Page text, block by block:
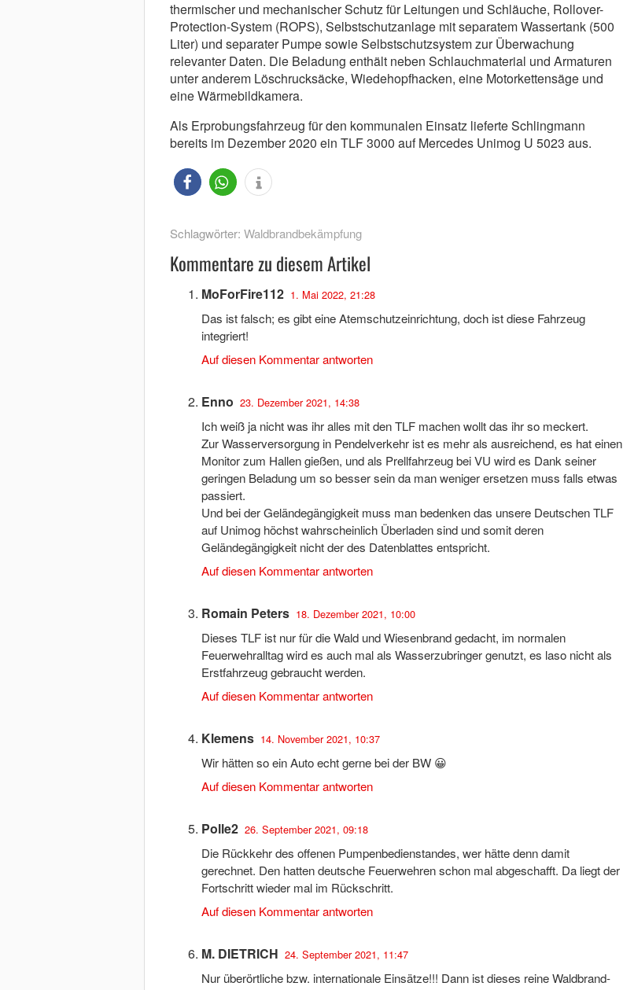
thermischer und mechanischer Schutz für Leitungen und Schläuche, Rollover-
Protection-System (ROPS), Selbstschutzanlage mit separatem Wassertank (500
Liter) und separater Pumpe sowie Selbstschutzsystem zur Überwachung
relevanter Daten. Die Beladung enthält neben Schlauchmaterial und Armaturen
unter anderem Löschrucksäcke, Wiedehopfhacken, eine Motorkettensäge und
eine Wärmebildkamera.
Als Erprobungsfahrzeug für den kommunalen Einsatz lieferte Schlingmann
bereits im Dezember 2020 ein TLF 3000 auf Mercedes Unimog U 5023 aus.
Schlagwörter: Waldbrandbekämpfung
Kommentare zu diesem Artikel
MoForFire112 1. Mai 2022, 21:28
Das ist falsch; es gibt eine Atemschutzeinrichtung, doch ist diese Fahrzeug
integriert!
Auf diesen Kommentar antworten
Enno 23. Dezember 2021, 14:38
Ich weiß ja nicht was ihr alles mit den TLF machen wollt das ihr so meckert.
Zur Wasserversorgung in Pendelverkehr ist es mehr als ausreichend, es hat einen
Monitor zum Hallen gießen, und als Prellfahrzeug bei VU wird es Dank seiner
geringen Beladung um so besser sein da man weniger ersetzen muss falls etwas
passiert.
Und bei der Geländegängigkeit muss man bedenken das unsere Deutschen TLF
auf Unimog höchst wahrscheinlich Überladen sind und somit deren
Geländegängigkeit nicht der des Datenblattes entspricht.
Auf diesen Kommentar antworten
Romain Peters 18. Dezember 2021, 10:00
Dieses TLF ist nur für die Wald und Wiesenbrand gedacht, im normalen
Feuerwehralltag wird es auch mal als Wasserzubringer genutzt, es laso nicht als
Erstfahrzeug gebraucht werden.
Auf diesen Kommentar antworten
Klemens 14. November 2021, 10:37
Wir hätten so ein Auto echt gerne bei der BW 😀
Auf diesen Kommentar antworten
Polle2 26. September 2021, 09:18
Die Rückkehr des offenen Pumpenbedienstandes, wer hätte denn damit
gerechnet. Den hatten deutsche Feuerwehren schon mal abgeschafft. Da liegt der
Fortschritt wieder mal im Rückschritt.
Auf diesen Kommentar antworten
M. DIETRICH 24. September 2021, 11:47
Nur überörtliche bzw. internationale Einsätze!!! Dann ist dieses reine Waldbrand-